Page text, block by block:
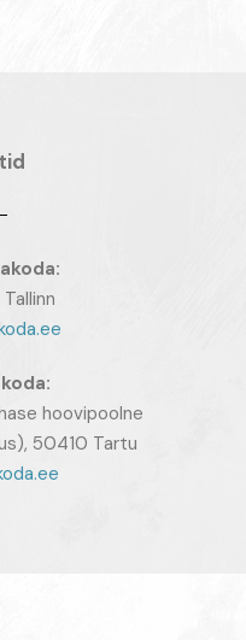
Tallinn
hoovipoolne
50410 Tartu